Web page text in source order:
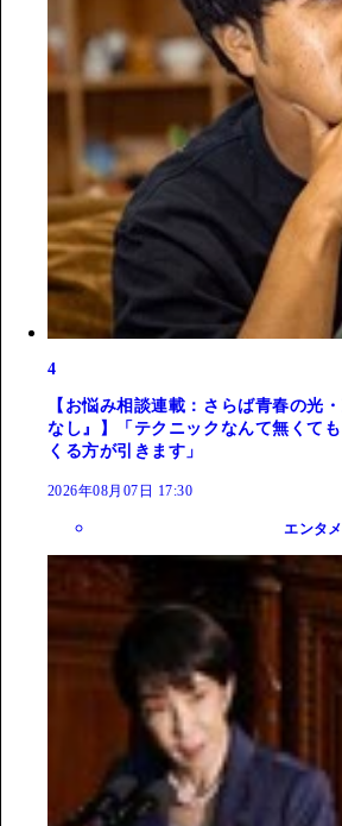
4
【お悩み相談連載：さらば青春の光
なし』】「テクニックなんて無くて
くる方が引きます」
2026年08月07日 17:30
エンタメ